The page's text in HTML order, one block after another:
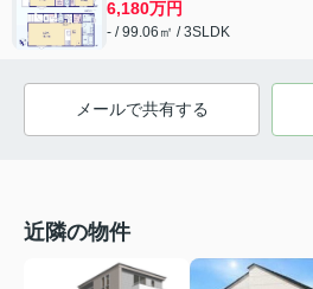
6,180万円
- / 99.06㎡ / 3SLDK
メールで共有する
近隣の物件